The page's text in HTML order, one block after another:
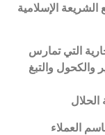
الإسلامية
التي تمارس
والكحول والتبغ
الحلال
العملاء